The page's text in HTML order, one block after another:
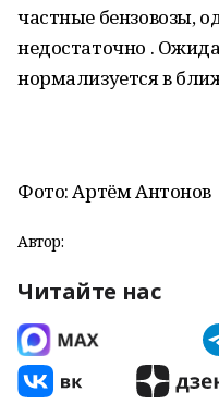
частные бензовозы,
недостаточно .
нормализуется в
Фото: Артём
Автор:
Читайте нас